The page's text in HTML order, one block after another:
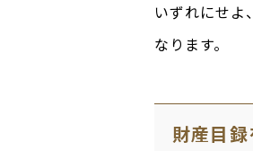
いずれにせよ
なります。
財産目